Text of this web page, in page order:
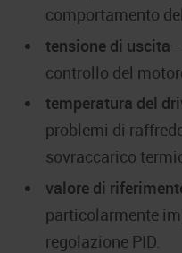
comportamento
tensione di uscita
controllo del
temperatura del
problemi di
sovraccarico
valore di
particolarmente
regolazione PID.